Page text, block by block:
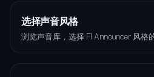
选择声音风格
浏览声音库，选择 F1 Announcer 风格